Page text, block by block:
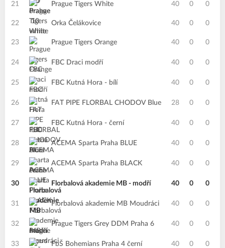
21 Prague Tigers White 40 0 0
22 Orka Čelákovice 40 0 0
23 Prague Tigers Orange 40 0 0
24 FBC Draci modří 40 0 0
25 FBC Kutná Hora - bílí 40 0 0
26 FAT PIPE FLORBAL CHODOV Blue 28 0 0
27 FBC Kutná Hora - černí 40 0 0
28 ACEMA Sparta Praha BLUE 40 0 0
29 ACEMA Sparta Praha BLACK 40 0 0
30 Florbalová akademie MB - modří 40 0 0
31 Florbalová akademie MB Moudráci 40 0 0
32 Prague Tigers Grey DDM Praha 6 40 0 0
33 FbŠ Bohemians Praha 4 černí 40 0 0